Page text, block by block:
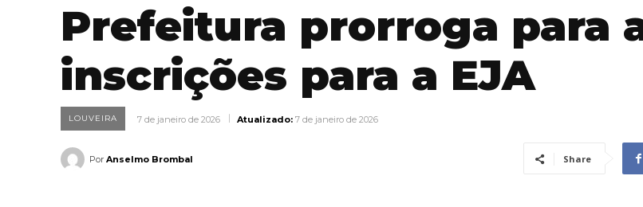
Prefeitura prorroga para
inscrições para a EJA
LOUVEIRA 7 de janeiro de 2026 Atualizado: 7 de janeiro de 2026
Por Anselmo Brombal Share